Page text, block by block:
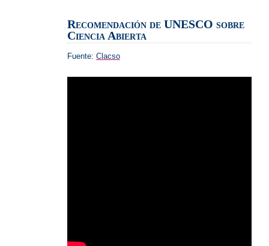
Recomendación de UNESCO sobre
Ciencia Abierta
Fuente: Clacso